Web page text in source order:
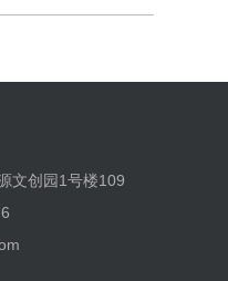
文创园1号楼109